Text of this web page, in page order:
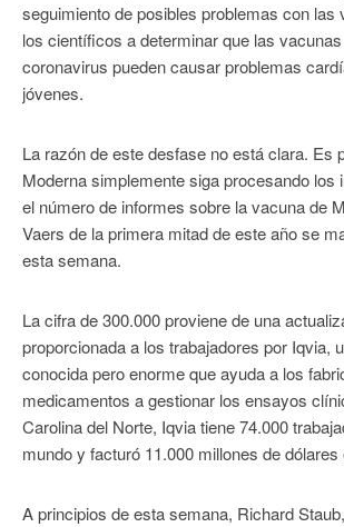
seguimiento de posibles problemas con las
los científicos a determinar que las
coronavirus pueden causar problemas
jóvenes.
La razón de este desfase no está clara. Es
Moderna simplemente siga procesando los
el número de informes sobre la vacuna de
Vaers de la primera mitad de este año se
esta semana.
La cifra de 300.000 proviene de una
proporcionada a los trabajadores por Iqvia,
conocida pero enorme que ayuda a los
medicamentos a gestionar los ensayos
Carolina del Norte, Iqvia tiene 74.000
mundo y facturó 11.000 millones de dólares
A principios de esta semana, Richard